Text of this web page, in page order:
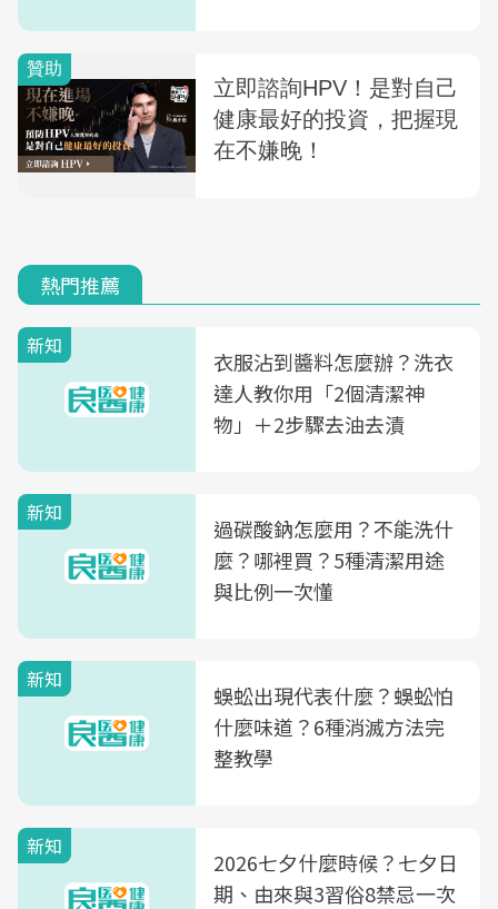
熱門推薦
新知
衣服沾到醬料怎麼辦？洗衣
達人教你用「2個清潔神
物」＋2步驟去油去漬
新知
過碳酸鈉怎麼用？不能洗什
麼？哪裡買？5種清潔用途
與比例一次懂
新知
蜈蚣出現代表什麼？蜈蚣怕
什麼味道？6種消滅方法完
整教學
新知
2026七夕什麼時候？七夕日
期、由來與3習俗8禁忌一次